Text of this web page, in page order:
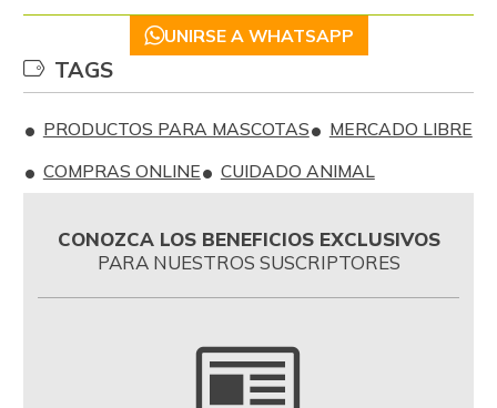
UNIRSE A WHATSAPP
TAGS
PRODUCTOS PARA MASCOTAS
MERCADO LIBRE
COMPRAS ONLINE
CUIDADO ANIMAL
CONOZCA LOS BENEFICIOS EXCLUSIVOS
PARA NUESTROS SUSCRIPTORES